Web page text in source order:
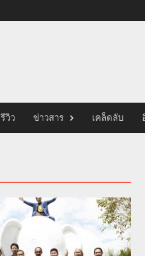
วิว ข่าวสาร เคล็ดลับ